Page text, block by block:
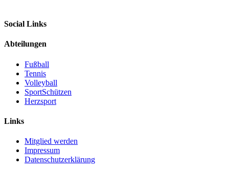
Social Links
Abteilungen
Fußball
Tennis
Volleyball
SportSchützen
Herzsport
Links
Mitglied werden
Impressum
Datenschutzerklärung